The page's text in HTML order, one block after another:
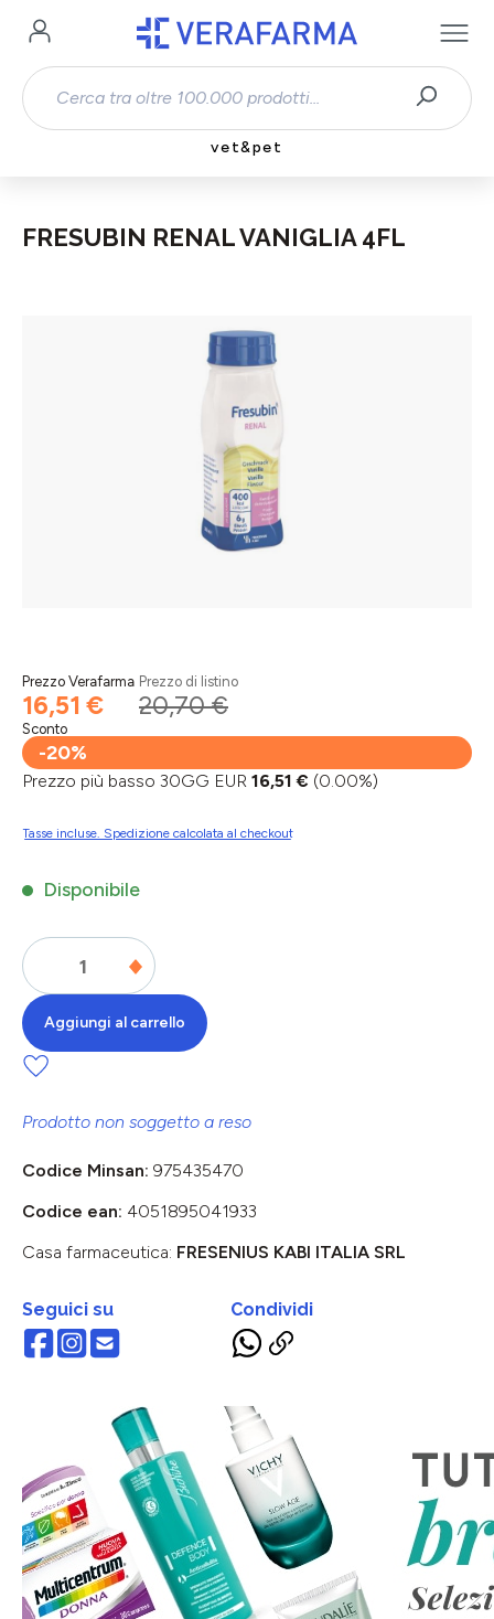
Passa al contenuto principale
vet&pet
FRESUBIN RENAL VANIGLIA 4FL
Prezzo Verafarma
16,51 €
Prezzo di listino
20,70 €
Sconto
-20%
Prezzo più basso 30GG EUR 16,51 € (0.00%)
Tasse incluse. Spedizione calcolata al checkout
Disponibile
Aggiungi al carrello
Prodotto non soggetto a reso
Codice Minsan: 975435470
Codice ean: 4051895041933
Casa farmaceutica: FRESENIUS KABI ITALIA SRL
Seguici su Condividi